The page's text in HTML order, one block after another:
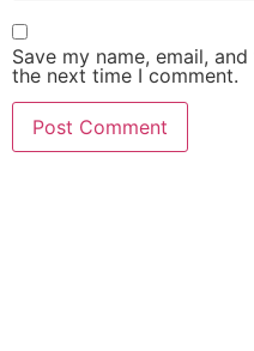
Save my name, email,
the next time I comment.